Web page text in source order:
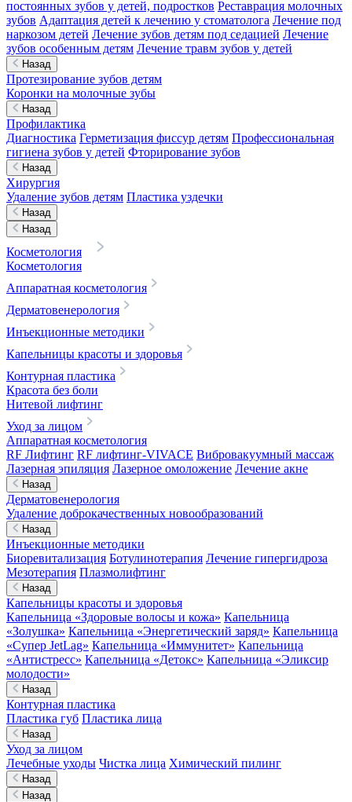
постоянных зубов у детей, подростков Реставрация молочных
зубов Адаптация детей к лечению у стоматолога Лечение под
наркозом детей Лечение зубов детям под седацией Лечение
зубов особенным детям Лечение травм зубов у детей
Назад
Протезирование зубов детям
Коронки на молочные зубы
Назад
Профилактика
Диагностика Герметизация фиссур детям Профессиональная
гигиена зубов у детей Фторирование зубов
Назад
Хирургия
Удаление зубов детям Пластика уздечки
Назад
Назад
Косметология
Косметология
Аппаратная косметология
Дерматовенерология
Инъекционные методики
Капельницы красоты и здоровья
Контурная пластика
Красота без боли
Нитевой лифтинг
Уход за лицом
Аппаратная косметология
RF Лифтинг RF лифтинг-VIVACE Вибровакуумный массаж
Лазерная эпиляция Лазерное омоложение Лечение акне
Назад
Дерматовенерология
Удаление доброкачественных новообразований
Назад
Инъекционные методики
Биоревитализация Ботулинотерапия Лечение гипергидроза
Мезотерапия Плазмолифтинг
Назад
Капельницы красоты и здоровья
Капельница «Здоровые волосы и кожа» Капельница
«Золушка» Капельница «Энергетический заряд» Капельница
«Супер JetLag» Капельница «Иммунитет» Капельница
«Антистресс» Капельница «Детокс» Капельница «Эликсир
молодости»
Назад
Контурная пластика
Пластика губ Пластика лица
Назад
Уход за лицом
Лечебные уходы Чистка лица Химический пилинг
Назад
Назад